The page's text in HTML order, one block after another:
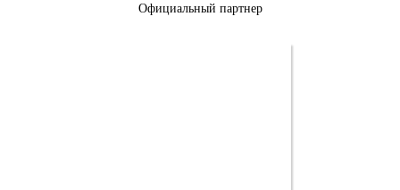
Официальный партнер